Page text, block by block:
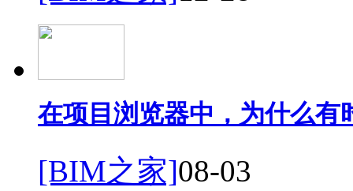
在项目浏览器中，为什么有
[BIM之家]08-03